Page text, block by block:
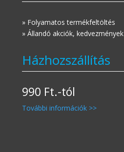
» Folyamatos termékfeltöltés
» Állandó akciók, kedvezmények
Házhozszállítás
990 Ft.-tól
További információk >>